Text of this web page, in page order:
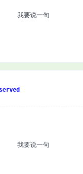
我要说一句
我要说一句